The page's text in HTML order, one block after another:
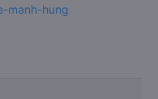
manh-hung